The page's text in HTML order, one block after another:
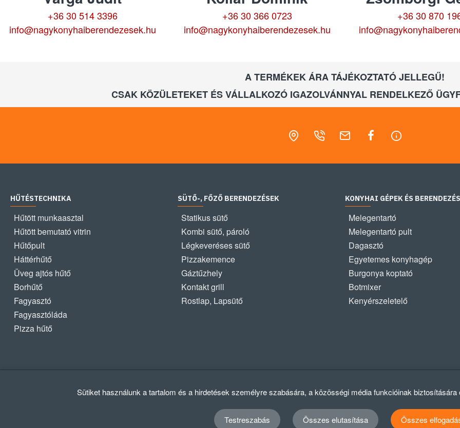
+36 30 514 3396
info@nagykonyhaiberendezesek.hu
+36 30 366 0723
info@nagykonyhaiberendezesek.hu
+36 30 870
A TERMÉKEK ÁRA TÁJÉKOZTATÓ JELLEGŰ!
CSAK KÖZÜLETEKET ÉS VÁLLALKOZÓ IGAZOLVÁNNYAL RENDELKEZŐ
HŰTÉSTECHNIKA
Hűtött munkaasztal
Hűtött bemutató vitrin
Hűtőpult
Háttérhűtő
Üveg ajtós hűtő
Borhűtő
Fagyasztó
Fagyasztóláda
Pizza hűtő
SÜTŐ-, FŐZŐ BERENDEZÉSEK
Statikus sütő
Kombi sütő, pároló
Légkeveréses sütő
Pizzakemence
Gáztűzhely
Kontakt grill
Rostlap, Lapsütő
KONYHAI GÉPEK ÉS
Melegentartó
Melegentartó pult
Dagasztó
Egyetemes konyhagép
Burgonya koptató
Botmixer
Kenyérszeletelő
Sütiket használunk a tartalom és a hirdetések személyre szabására, a közösségi média funkcióinak
Testreszabás Összes elutasítása Összes